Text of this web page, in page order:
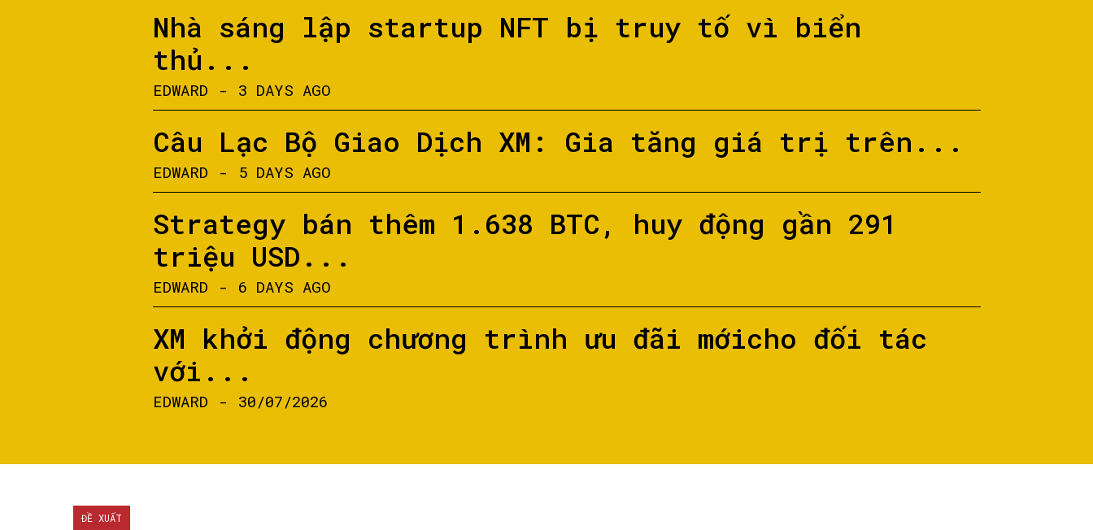
Nhà sáng lập startup NFT bị truy tố vì biển
thủ...
EDWARD - 3 DAYS AGO
Câu Lạc Bộ Giao Dịch XM: Gia tăng giá trị trên...
EDWARD - 5 DAYS AGO
Strategy bán thêm 1.638 BTC, huy động gần 291
triệu USD...
EDWARD - 6 DAYS AGO
XM khởi động chương trình ưu đãi mớicho đối tác
với...
EDWARD - 30/07/2026
ĐỀ XUẤT